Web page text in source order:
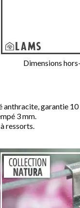
Dimensions
anthracite, garantie 10
3 mm.
ressorts.